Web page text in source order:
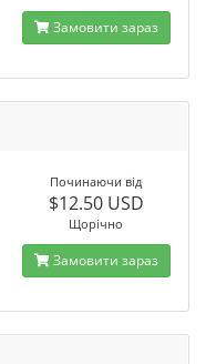
Замовити зараз
Починаючи від
$12.50 USD
Щорічно
Замовити зараз